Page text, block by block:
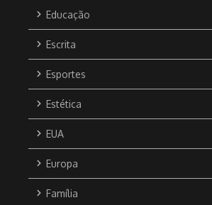
Educação
Escrita
Esportes
Estética
EUA
Europa
Família